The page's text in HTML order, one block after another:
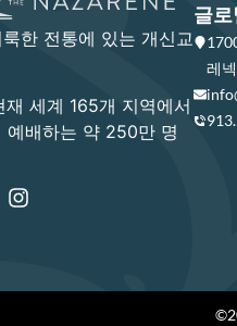
한 전통에 있는 개신교
세계 165개 지역에서
배하는 약 250만 명
글로
레